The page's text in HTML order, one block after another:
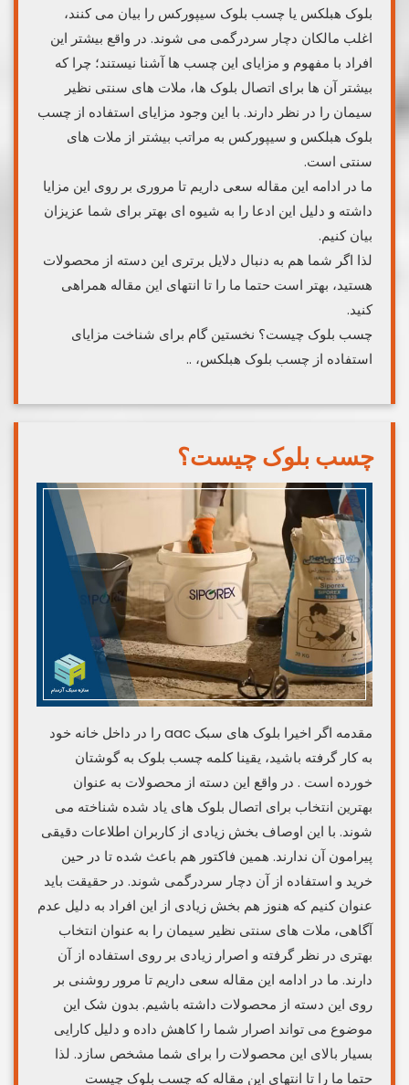
بلوک هبلکس یا چسب بلوک سیپورکس را بیان می کنند،
اغلب مالکان دچار سردرگمی می شوند. در واقع بیشتر این
افراد با مفهوم و مزایای این چسب ها آشنا نیستند؛ چرا که
بیشتر آن ها برای اتصال بلوک ها، ملات های سنتی نظیر
سیمان را در نظر دارند. با این وجود مزایای استفاده از چسب
بلوک هبلکس و سیپورکس به مراتب بیشتر از ملات های
سنتی است.
ما در ادامه این مقاله سعی داریم تا مروری بر روی این مزایا
داشته و دلیل این ادعا را به شیوه ای بهتر برای شما عزیزان
بیان کنیم.
لذا اگر شما هم به دنبال دلایل برتری این دسته از محصولات
هستید، بهتر است حتما ما را تا انتهای این مقاله همراهی
کنید.
چسب بلوک چیست؟ نخستین گام برای شناخت مزایای
استفاده از چسب بلوک هبلکس، ..
چسب بلوک چیست؟
مقدمه اگر اخیرا بلوک های سبک aac را در داخل خانه خود
به کار گرفته باشید، یقینا کلمه چسب بلوک به گوشتان
خورده است . در واقع این دسته از محصولات به عنوان
بهترین انتخاب برای اتصال بلوک های یاد شده شناخته می
شوند. با این اوصاف بخش زیادی از کاربران اطلاعات دقیقی
پیرامون آن ندارند. همین فاکتور هم باعث شده تا در حین
خرید و استفاده از آن دچار سردرگمی شوند. در حقیقت باید
عنوان کنیم که هنوز هم بخش زیادی از این افراد به دلیل عدم
آگاهی، ملات های سنتی نظیر سیمان را به عنوان انتخاب
بهتری در نظر گرفته و اصرار زیادی بر روی استفاده از آن
دارند. ما در ادامه این مقاله سعی داریم تا مرور روشنی بر
روی این دسته از محصولات داشته باشیم. بدون شک این
موضوع می تواند اصرار شما را کاهش داده و دلیل کارایی
بسیار بالای این محصولات را برای شما مشخص سازد. لذا
حتما ما را تا انتهای این مقاله که چسب بلوک چیست